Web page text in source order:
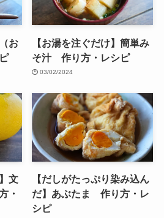
お
【お湯を注ぐだけ】簡単み
そ汁 作り方・レシピ
03/02/2024
文
・
【だしがたっぷり染み込ん
だ】あぶたま 作り方・レ
シピ